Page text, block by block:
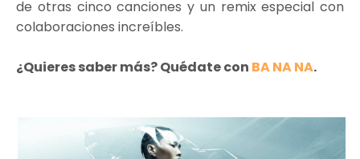
de otras cinco canciones y un remix especial con
colaboraciones increíbles.
¿Quieres saber más? Quédate con BA NA NA.